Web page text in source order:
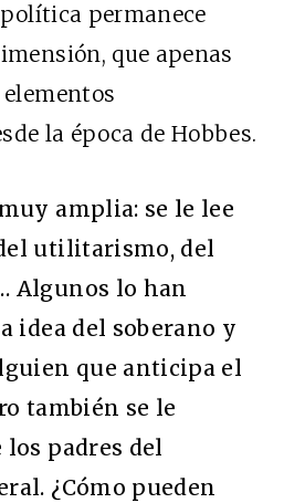
permanece
que apenas
la época de Hobbes.
amplia: se le lee
utilitarismo, del
Algunos lo han
idea del soberano y
que anticipa el
también se le
padres del
¿Cómo pueden